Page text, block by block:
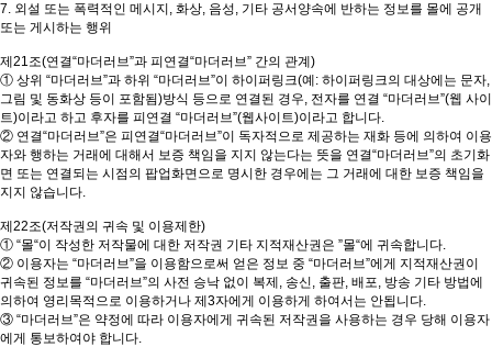
7. 외설 또는 폭력적인 메시지, 화상, 음성, 기타 공서양속에 반하는 정보를 몰에 공개
또는 게시하는 행위
제21조(연결“마더러브”과 피연결“마더러브” 간의 관계)
① 상위 “마더러브”과 하위 “마더러브”이 하이퍼링크(예: 하이퍼링크의 대상에는 문자,
그림 및 동화상 등이 포함됨)방식 등으로 연결된 경우, 전자를 연결 “마더러브”(웹 사이
트)이라고 하고 후자를 피연결 “마더러브”(웹사이트)이라고 합니다.
② 연결“마더러브”은 피연결“마더러브”이 독자적으로 제공하는 재화 등에 의하여 이용
자와 행하는 거래에 대해서 보증 책임을 지지 않는다는 뜻을 연결“마더러브”의 초기화
면 또는 연결되는 시점의 팝업화면으로 명시한 경우에는 그 거래에 대한 보증 책임을
지지 않습니다.
제22조(저작권의 귀속 및 이용제한)
① “몰“이 작성한 저작물에 대한 저작권 기타 지적재산권은 ”몰“에 귀속합니다.
② 이용자는 “마더러브”을 이용함으로써 얻은 정보 중 “마더러브”에게 지적재산권이
귀속된 정보를 “마더러브”의 사전 승낙 없이 복제, 송신, 출판, 배포, 방송 기타 방법에
의하여 영리목적으로 이용하거나 제3자에게 이용하게 하여서는 안됩니다.
③ “마더러브”은 약정에 따라 이용자에게 귀속된 저작권을 사용하는 경우 당해 이용자
에게 통보하여야 합니다.